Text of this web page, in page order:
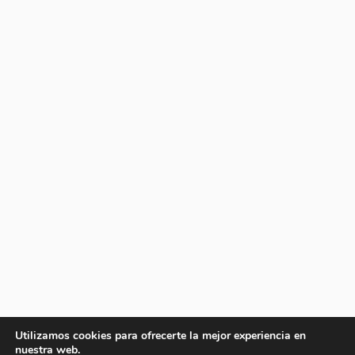
Utilizamos cookies para ofrecerte la mejor experiencia en
nuestra web.